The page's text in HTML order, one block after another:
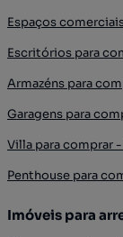
Espaços
Escritórios para
Armazéns para
Garagens para
Villa para comprar
Penthouse para
Imóveis para